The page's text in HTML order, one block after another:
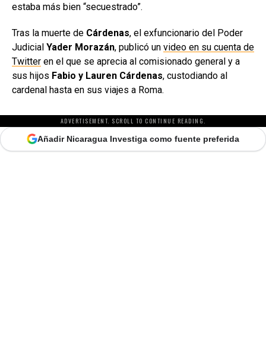
estaba más bien “secuestrado”.
Tras la muerte de Cárdenas, el exfuncionario del Poder
Judicial Yader Morazán, publicó un video en su cuenta de
Twitter en el que se aprecia al comisionado general y a
sus hijos Fabio y Lauren Cárdenas, custodiando al
cardenal hasta en sus viajes a Roma.
ADVERTISEMENT. SCROLL TO CONTINUE READING.
Añadir Nicaragua Investiga como fuente preferida